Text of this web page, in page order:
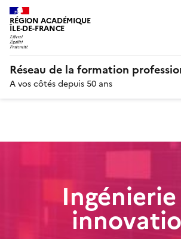
RÉGION ACADÉMIQUE
ÎLE-DE-FRANCE
Réseau de la formation
A vos côtés depuis 50 ans